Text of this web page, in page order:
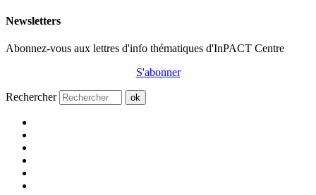
Newsletters
Abonnez-vous aux lettres d'info thématiques d'InPACT Centre
S'abonner
Rechercher ok